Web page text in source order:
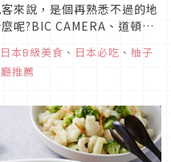
來說，是個再熟悉不過的地
呢?BIC CAMERA、道頓
間位於難波車站地下街的平
日本B級美食 、 日本必吃 、 柚子
推薦